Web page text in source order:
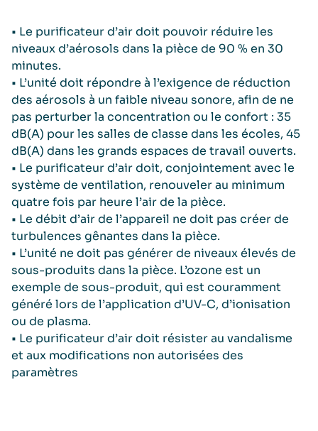
• Le purificateur d’air doit pouvoir réduire les
niveaux d’aérosols dans la pièce de 90 % en 30
minutes.
• L’unité doit répondre à l’exigence de réduction
des aérosols à un faible niveau sonore, afin de ne
pas perturber la concentration ou le confort : 35
dB(A) pour les salles de classe dans les écoles, 45
dB(A) dans les grands espaces de travail ouverts.
• Le purificateur d’air doit, conjointement avec le
système de ventilation, renouveler au minimum
quatre fois par heure l’air de la pièce.
• Le débit d’air de l’appareil ne doit pas créer de
turbulences gênantes dans la pièce.
• L’unité ne doit pas générer de niveaux élevés de
sous-produits dans la pièce. L’ozone est un
exemple de sous-produit, qui est couramment
généré lors de l’application d’UV-C, d’ionisation
ou de plasma.
• Le purificateur d’air doit résister au vandalisme
et aux modifications non autorisées des
paramètres